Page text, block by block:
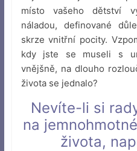
místo vašeho dětství
náladou, definované
skrze vnitřní pocity.
kdy jste se museli s
vnějšně, na dlouho
života se jednalo?
Nevíte-li si
na
života,